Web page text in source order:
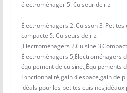
électroménager 5. Cuiseur de riz
,
Électroménagers 2. Cuisson 3. Petites
compacte 5. Cuiseurs de riz
,Électroménagers 2.Cuisine
Électroménagers 5,Électroménagers
équipement de cuisine.,Équipements
Fonctionnalité,gain d'espace,gain de
idéals pour les petites cuisines,idéaux